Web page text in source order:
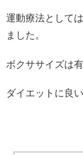
運動療法として
ました。
ボクササイズは
ダイエットに良い